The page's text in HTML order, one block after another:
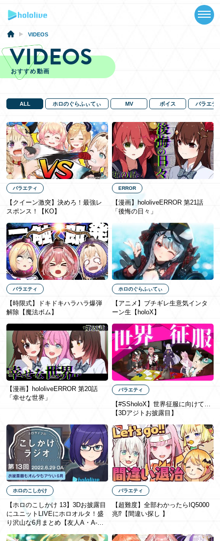
ABOUT
TALENT
SCHEDULE
EVENTS
VIDEOS
MUSIC
GOODS
SPECIAL
EN
VIDEOS
VIDEOS
おすすめ動画
ALL ホロのぐらふぃてぃ MV ボイス バラエテ
バラエティ
【クイーン激突】決めろ！最強レ
スポンス！【KO】
ERROR
【漫画】hololiveERROR 第21話
「後悔の日々」
バラエティ
【時限式】ドキドキハラハラ爆弾
解除【魔法ボム】
ホロのぐらふぃてぃ
【アニメ】ブチギレ生意気インタ
ーン生【holoX】
【漫画】hololiveERROR 第20話
「幸せな世界」
バラエティ
【#SSholoX】世界征服に向けて…
【3Dアジトお披露目】
ホロのこしかけ
【ホロのこしかけ 13】3Dお披露目
にユニットLIVEにホロオルタ！盛
り沢山な6月まとめ【友人A・A-
バラエティ
【超難度】全部わかったらIQ5000
兆⁉【間違い探し 】